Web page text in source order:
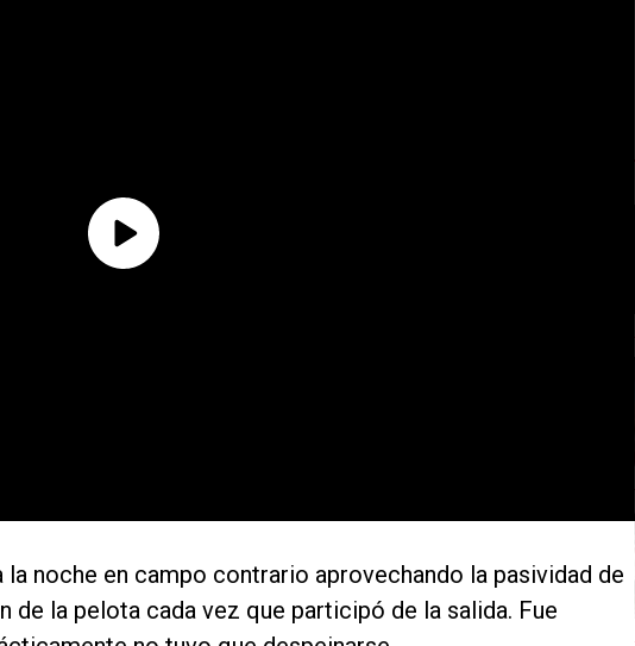
la noche en campo contrario aprovechando la pasividad de
de la pelota cada vez que participó de la salida. Fue